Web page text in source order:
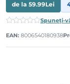
de la 59.99Lei
Spuneți-
EAN: 8006540180938